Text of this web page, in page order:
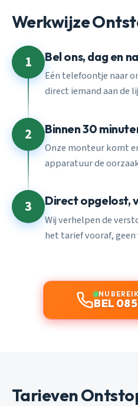
Werkwijze
1 Bel ons, dag en
Eén telefoontje naar
direct iemand aan de
2 Binnen 30
Onze monteur komt
apparatuur de
3 Direct opgelost,
Wij verhelpen de
het tarief vooraf, geen
NU
BEL
Tarieven